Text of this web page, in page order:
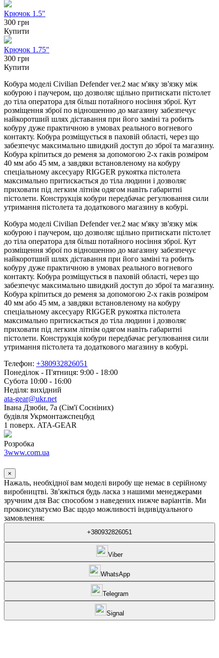
Крючок 1.5"
300 грн
Купити
Крючок 1.75"
300 грн
Купити
Кобура моделі Civilian Defender ver.2 має м'яку зв'язку між
кобурою і паучером, що дозволяє щільно притискати пістолет
до тіла оператора для більш потайного носіння зброї. Кут
розміщення зброї по відношенню до магазину забезпечує
найкоротший шлях діставання при його заміні та робить
кобуру дуже практичною в умовах реального вогневого
контакту. Кобура розміщується в паховій області, через що
забезпечує максимально швидкий доступ до зброї та магазину.
Кобура кріпиться до ременя за допомогою 2-х гаків розміром
40 мм або 45 мм, а завдяки встановленому на кобуру
спеціальному аксесуару RIGGER рукоятка пістолета
максимально притискається до тіла людини і дозволяє
приховати під легким літнім одягом навіть габаритні
пістолети. Конструкція кобури передбачає регулювання сили
утримання пістолета та додаткового магазину в кобурі.
Кобура моделі Civilian Defender ver.2 має м'яку зв'язку між
кобурою і паучером, що дозволяє щільно притискати пістолет
до тіла оператора для більш потайного носіння зброї. Кут
розміщення зброї по відношенню до магазину забезпечує
найкоротший шлях діставання при його заміні та робить
кобуру дуже практичною в умовах реального вогневого
контакту. Кобура розміщується в паховій області, через що
забезпечує максимально швидкий доступ до зброї та магазину.
Кобура кріпиться до ременя за допомогою 2-х гаків розміром
40 мм або 45 мм, а завдяки встановленому на кобуру
спеціальному аксесуару RIGGER рукоятка пістолета
максимально притискається до тіла людини і дозволяє
приховати під легким літнім одягом навіть габаритні
пістолети. Конструкція кобури передбачає регулювання сили
утримання пістолета та додаткового магазину в кобурі.
Телефон: +380932826051
Понеділок - П'ятниця: 9:00 - 18:00
Субота 10:00 - 16:00
Неділя: вихідний
ata-gear@ukr.net
Івана Дзюби, 7а (Сім'ї Сосніних)
будівля Укрмонтажспецбуд
1 поверх. ATA-GEAR
Розробка
3www.com.ua
×
Нажаль, необхідної вам моделі виробу ще немає в серійному
виробництві. Зв'яжіться будь ласка з нашими менеджерами
зручним для Вас способом з наведених нижче варіантів. Ми
проконсультуємо Вас щодо можливості індивідуального
замовлення:
+380932826051
Viber
WhatsApp
Telegram
Signal